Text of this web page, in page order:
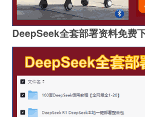
DeepSeek全套部署资料免费